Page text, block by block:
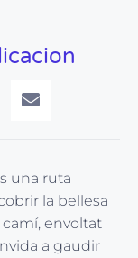
una ruta
la bellesa
envoltat
a gaudir